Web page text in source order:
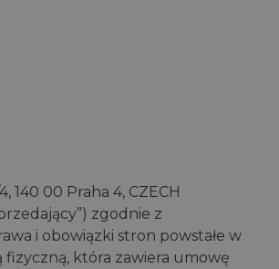
140 00 Praha 4, CZECH
zgodnie z
i obowiązki stron powstałe w
która zawiera umowę